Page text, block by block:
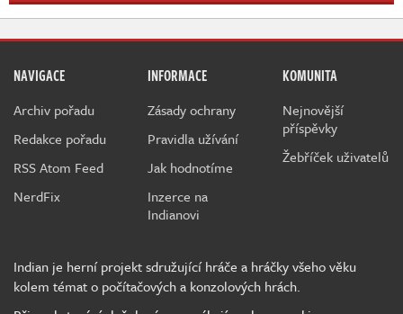
NAVIGACE
Archiv pořadu
Redakce pořadu
RSS Atom Feed
NerdFix
INFORMACE
Zásady ochrany
Pravidla užívání
Jak hodnotíme
Inzerce na
Indianovi
KOMUNITA
Nejnovější
příspěvky
Žebříček uživatelů
Indian je herní projekt sdružující hráče a hráčky všeho věku
kolem témat o počítačových a konzolových hrách.